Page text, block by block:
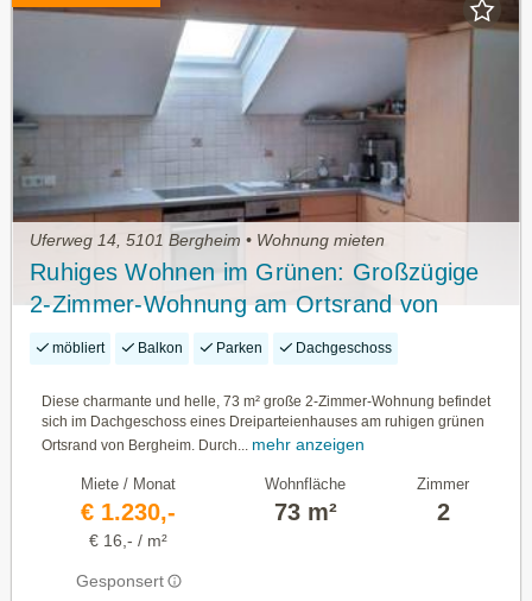
Uferweg 14, 5101 Bergheim • Wohnung mieten
Ruhiges Wohnen im Grünen: Großzügige
2-Zimmer-Wohnung am Ortsrand von
Bergheim
möbliert Balkon Parken Dachgeschoss
Diese charmante und helle, 73 m² große 2-Zimmer-Wohnung befindet
sich im Dachgeschoss eines Dreiparteienhauses am ruhigen grünen
Ortsrand von Bergheim. Durch...
mehr anzeigen
Miete / Monat
€ 1.230,-
€ 16,- / m²
Gesponsert
Wohnfläche
73 m²
Zimmer
2